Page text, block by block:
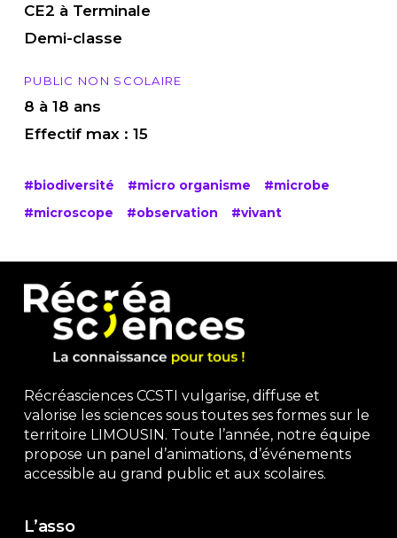
CE2 à Terminale
Demi-classe
PUBLIC NON SCOLAIRE
8 à 18 ans
Effectif max : 15
#biodiversité #micro organisme
#microbe
#microscope
#observation #vivant
Récréasciences CCSTI vulgarise, diffuse et
valorise les sciences sous toutes ses formes sur le
territoire LIMOUSIN. Toute l’année, notre équipe
propose un panel d’animations, d’événements
accessible au grand public et aux scolaires.
L’asso